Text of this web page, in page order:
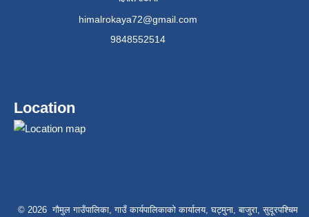
himalrokaya72@gmail.com
9848552514
Location
© 2026 गौमुल गाउँपालिका, गाउँ कार्यपालिकाको कार्यालय, घट्मुना, बाजुरा, सुदूरपश्चिम